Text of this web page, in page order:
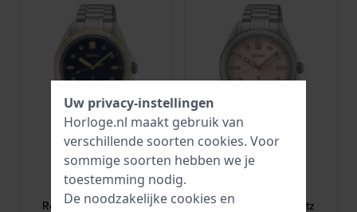
Seiko
SUR620J1
Prospex 34 mm
Roestvrijstalen quartz
Seiko
Prospex 34 mm
Roestvrijstalen quartz
Uw privacy-instellingen
Horloge.nl maakt gebruik van
verschillende soorten cookies. Voor
sommige soorten hebben we je
toestemming nodig.
De noodzakelijke cookies en